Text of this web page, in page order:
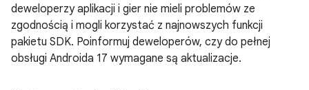
deweloperzy aplikacji i gier nie mieli problemów ze
zgodnością i mogli korzystać z najnowszych funkcji
pakietu SDK. Poinformuj deweloperów, czy do pełnej
obsługi Androida 17 wymagane są aktualizacje.